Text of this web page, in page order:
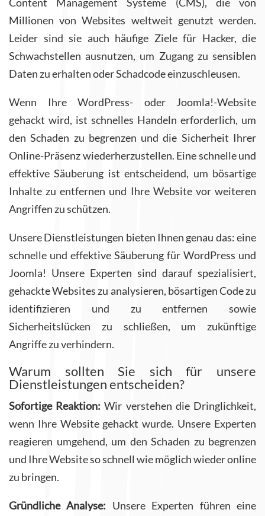
Millionen von Websites weltweit genutzt werden.
Leider sind sie auch häufige Ziele für Hacker, die
Schwachstellen ausnutzen, um Zugang zu sensiblen
Daten zu erhalten oder Schadcode einzuschleusen.
Wenn Ihre WordPress- oder Joomla!-Website
gehackt wird, ist schnelles Handeln erforderlich, um
den Schaden zu begrenzen und die Sicherheit Ihrer
Online-Präsenz wiederherzustellen. Eine schnelle und
effektive Säuberung ist entscheidend, um bösartige
Inhalte zu entfernen und Ihre Website vor weiteren
Angriffen zu schützen.
Unsere Dienstleistungen bieten Ihnen genau das: eine
schnelle und effektive Säuberung für WordPress und
Joomla! Unsere Experten sind darauf spezialisiert,
gehackte Websites zu analysieren, bösartigen Code zu
identifizieren und zu entfernen sowie
Sicherheitslücken zu schließen, um zukünftige
Angriffe zu verhindern.
Warum sollten Sie sich für unsere
Dienstleistungen entscheiden?
Sofortige Reaktion: Wir verstehen die Dringlichkeit,
wenn Ihre Website gehackt wurde. Unsere Experten
reagieren umgehend, um den Schaden zu begrenzen
und Ihre Website so schnell wie möglich wieder online
zu bringen.
Gründliche Analyse: Unsere Experten führen eine